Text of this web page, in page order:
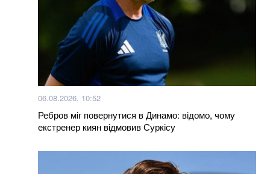
06.08.2026, 10:52
Ребров міг повернутися в Динамо: відомо, чому
екстренер киян відмовив Суркісу